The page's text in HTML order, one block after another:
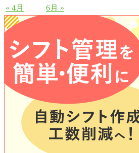
« 4月 6月 »